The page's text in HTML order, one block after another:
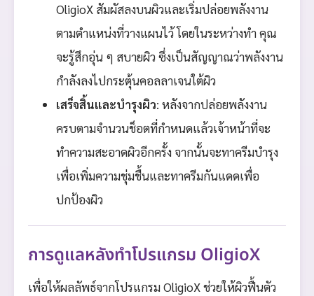
OligioX สัมผัสลงบนผิวและเริ่มปล่อยพลังงาน
ตามตำแหน่งที่วางแผนไว้ โดยในระหว่างทำ คุณ
จะรู้สึกอุ่น ๆ สบายผิว ซึ่งเป็นสัญญาณว่าพลังงาน
กำลังลงไปกระตุ้นคอลลาเจนใต้ผิว
เสร็จสิ้นและบำรุงผิว: หลังจากปล่อยพลังงาน
ครบตามจำนวนช็อตที่กำหนดแล้วเจ้าหน้าที่จะ
ทำความสะอาดผิวอีกครั้ง จากนั้นจะทาครีมบำรุง
เพื่อเพิ่มความชุ่มชื้นและทาครีมกันแดดเพื่อ
ปกป้องผิว
การดูแลหลังทำโปรแกรม OligioX
เพื่อให้ผลลัพธ์จากโปรแกรม OligioX ช่วยให้ผิวฟื้นตัว